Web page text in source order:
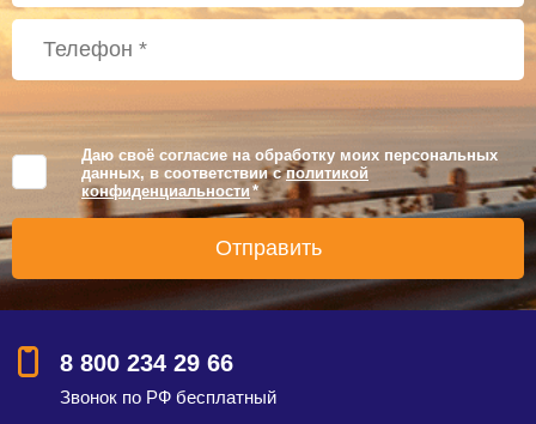
Даю своё согласие на обработку моих персональных
данных, в соответствии сполитикой
конфиденциальности *
8 800 234 29 66
Звонок по РФ бесплатный